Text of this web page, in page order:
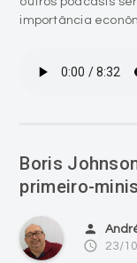
importância
Boris
primeiro-
person
access_time 23/